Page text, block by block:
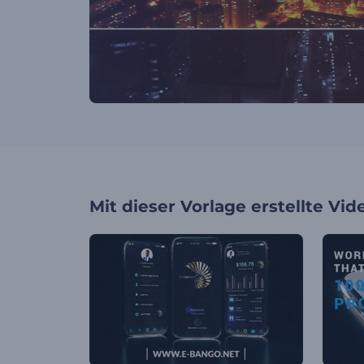
Mit dieser Vorlage erstellte